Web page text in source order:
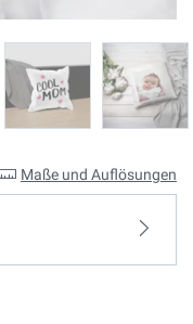
Maße und Auflösungen